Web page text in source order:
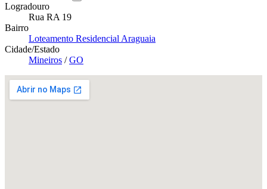
Logradouro
Rua RA 19
Bairro
Loteamento Residencial Araguaia
Cidade/Estado
Mineiros /GO